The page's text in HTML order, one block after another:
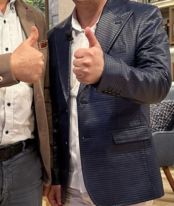
19:33
12:00
12:00
10:30
10:00